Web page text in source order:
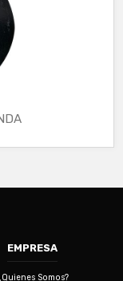
EMPRESA
Somos?